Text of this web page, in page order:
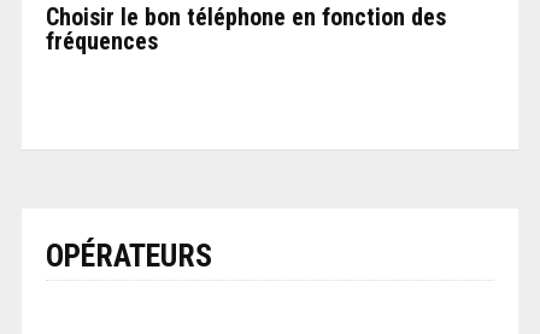
Choisir le bon téléphone en fonction des
fréquences
OPÉRATEURS